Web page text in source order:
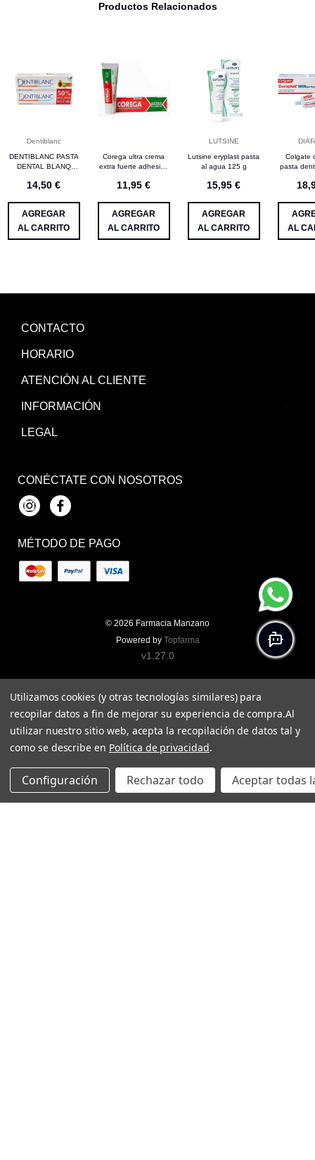
Productos Relacionados
Dentiblanc
DENTIBLANC PASTA
DENTAL BLANQ
14,50 €
AGREGAR
AL CARRITO
Corega ultra crema
extra fuerte adhesivo
11,95 €
AGREGAR
AL CARRITO
LUTSINE
Lutsine eryplast pasta
al agua 125 g
15,95 €
AGREGAR
AL CARRITO
Colgate
pasta
AL
CONTACTO
HORARIO
ATENCIÓN AL CLIENTE
INFORMACIÓN
LEGAL
CONÉCTATE CON NOSOTROS
InstagramFacebook
MÉTODO DE PAGO
© 2026 Farmacia Manzano
Powered by Topfarma
v1.27.0
Utilizamos cookies (y otras tecnologías similares) para
recopilar datos a fin de mejorar su experiencia de compra.Al
utilizar nuestro sitio web, acepta la recopilación de datos tal y
como se describe en Política de privacidad.
Configuración Rechazar todo Aceptar todas